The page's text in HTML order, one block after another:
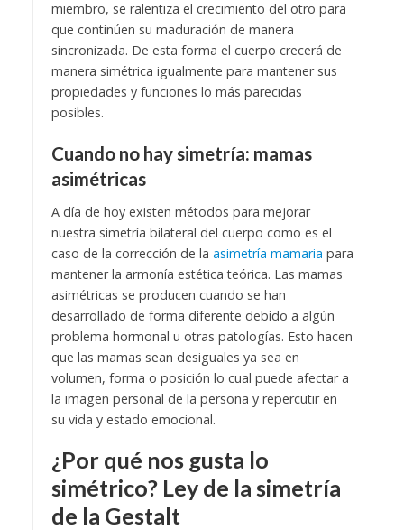
miembro, se ralentiza el crecimiento del otro para
que continúen su maduración de manera
sincronizada. De esta forma el cuerpo crecerá de
manera simétrica igualmente para mantener sus
propiedades y funciones lo más parecidas
posibles.
Cuando no hay simetría: mamas
asimétricas
A día de hoy existen métodos para mejorar
nuestra simetría bilateral del cuerpo como es el
caso de la corrección de la asimetría mamaria para
mantener la armonía estética teórica. Las mamas
asimétricas se producen cuando se han
desarrollado de forma diferente debido a algún
problema hormonal u otras patologías. Esto hacen
que las mamas sean desiguales ya sea en
volumen, forma o posición lo cual puede afectar a
la imagen personal de la persona y repercutir en
su vida y estado emocional.
¿Por qué nos gusta lo
simétrico? Ley de la simetría
de la Gestalt